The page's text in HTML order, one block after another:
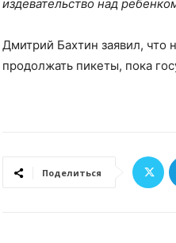
издевательство над
Дмитрий Бахтин заявил, что
продолжать пикеты, пока
Поделиться